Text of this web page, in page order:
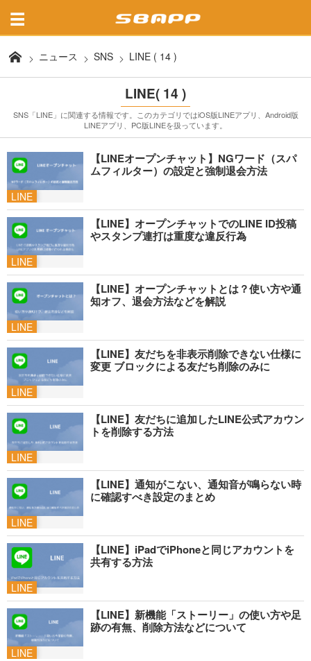
ニュース SNS LINE ( 14 )
LINE( 14 )
SNS「LINE」に関連する情報です。このカテゴリではiOS版LINEアプリ、Android版
LINEアプリ、PC版LINEを扱っています。
LINE
【LINEオープンチャット】NGワード（スパ
ムフィルター）の設定と強制退会方法
LINE
【LINE】オープンチャットでのLINE ID投稿
やスタンプ連打は重度な違反行為
LINE
【LINE】オープンチャットとは？使い方や通
知オフ、退会方法などを解説
LINE
【LINE】友だちを非表示削除できない仕様に
変更 ブロックによる友だち削除のみに
LINE
【LINE】友だちに追加したLINE公式アカウン
トを削除する方法
LINE
【LINE】通知がこない、通知音が鳴らない時
に確認すべき設定のまとめ
LINE
【LINE】iPadでiPhoneと同じアカウントを
共有する方法
LINE
【LINE】新機能「ストーリー」の使い方や足
跡の有無、削除方法などについて